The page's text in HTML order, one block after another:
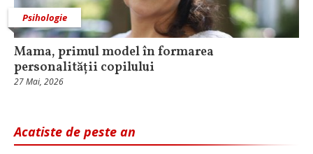
Psihologie
Mama, primul model în formarea
personalității copilului
27 Mai, 2026
Acatiste de peste an